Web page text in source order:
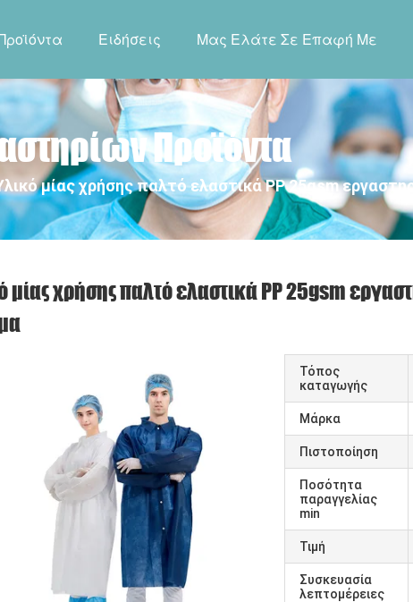
Ειδήσεις Μας Ελάτε Σε Επαφή Με
Προϊόντα
μίας χρήσης παλτό ελαστικά PP 25gsm
μίας χρήσης παλτό ελαστικά PP 25gsm
Τόπος
καταγωγής
Μάρκα
Πιστοποίηση
Ποσότητα
παραγγελίας
min
Τιμή
Συσκευασία
λεπτομέρειες